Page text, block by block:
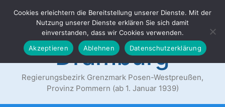
Inhalt
Der Landkreis
Dramburg
Regierungsbezirk Grenzmark Posen-Westpreußen,
Provinz Pommern (ab 1. Januar 1939)
Cookies erleichtern die Bereitstellung unserer Dienste. Mit der
Nutzung unserer Dienste erklären Sie sich damit
einverstanden, dass wir Cookies verwenden.
Akzeptieren
Ablehnen Datenschutzerklärung